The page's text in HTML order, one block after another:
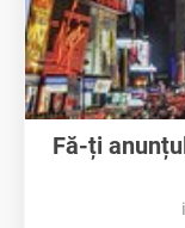
Fă-ți